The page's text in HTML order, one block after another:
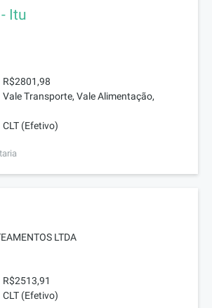
Itu
R$2801,98
Vale Transporte, Vale Alimentação,
CLT (Efetivo)
LTDA
R$2513,91
CLT (Efetivo)